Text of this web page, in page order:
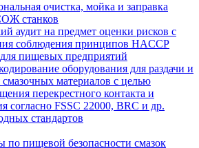
очистка, мойка и заправка
станков
аудит на предмет оценки рисков с
соблюдения принципов HACCP
пищевых предприятий
оборудования для раздачи и
смазочных материалов с целью
перекрестного контакта и
согласно FSSC 22000, BRC и др.
стандартов
по пищевой безопасности смазок